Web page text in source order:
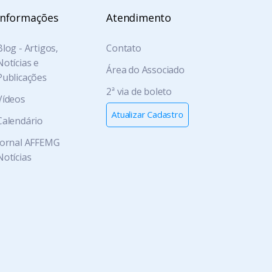
- Artigos,
e
AFFEMG
Atendimento
Contato
Área do Associado
2ª via de boleto
Atualizar Cadastro